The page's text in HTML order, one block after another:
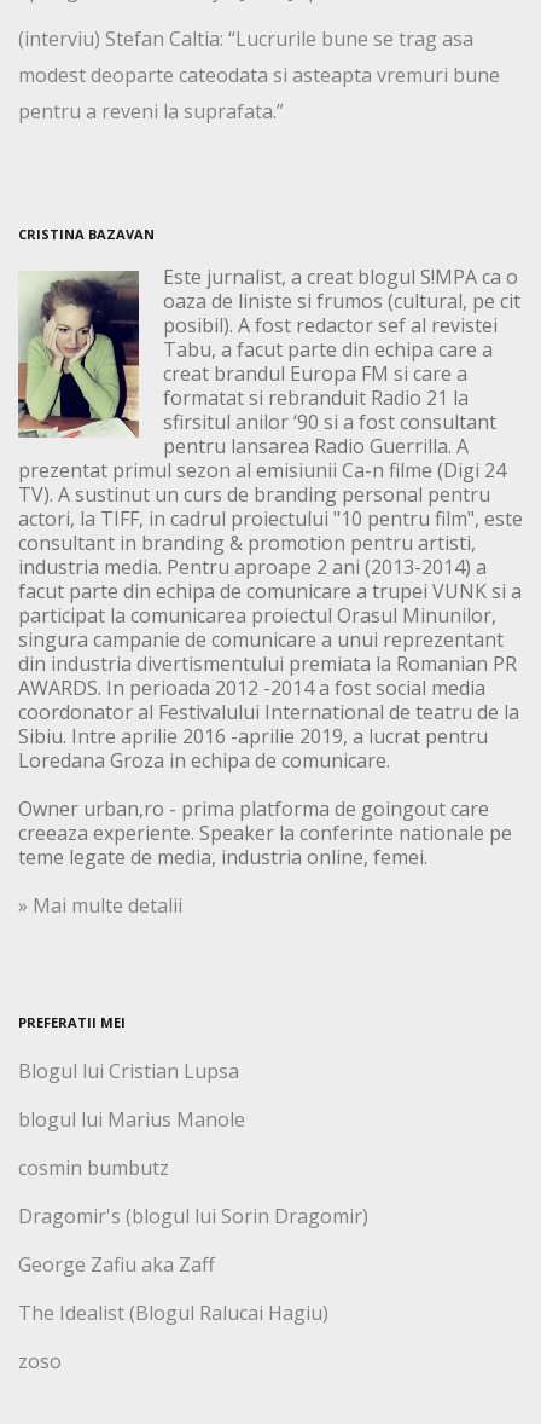
(interviu) Stefan Caltia: “Lucrurile bune se trag asa
modest deoparte cateodata si asteapta vremuri bune
pentru a reveni la suprafata.”
CRISTINA BAZAVAN
Este jurnalist, a creat blogul S!MPA ca o
oaza de liniste si frumos (cultural, pe cit
posibil). A fost redactor sef al revistei
Tabu, a facut parte din echipa care a
creat brandul Europa FM si care a
formatat si rebranduit Radio 21 la
sfirsitul anilor ‘90 si a fost consultant
pentru lansarea Radio Guerrilla. A
prezentat primul sezon al emisiunii Ca-n filme (Digi 24
TV). A sustinut un curs de branding personal pentru
actori, la TIFF, in cadrul proiectului "10 pentru film", este
consultant in branding & promotion pentru artisti,
industria media. Pentru aproape 2 ani (2013-2014) a
facut parte din echipa de comunicare a trupei VUNK si a
participat la comunicarea proiectul Orasul Minunilor,
singura campanie de comunicare a unui reprezentant
din industria divertismentului premiata la Romanian PR
AWARDS. In perioada 2012 -2014 a fost social media
coordonator al Festivalului International de teatru de la
Sibiu. Intre aprilie 2016 -aprilie 2019, a lucrat pentru
Loredana Groza in echipa de comunicare.
Owner urban,ro - prima platforma de goingout care
creeaza experiente. Speaker la conferinte nationale pe
teme legate de media, industria online, femei.
» Mai multe detalii
PREFERATII MEI
Blogul lui Cristian Lupsa
blogul lui Marius Manole
cosmin bumbutz
Dragomir's (blogul lui Sorin Dragomir)
George Zafiu aka Zaff
The Idealist (Blogul Ralucai Hagiu)
zoso